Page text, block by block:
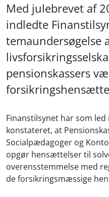
Med julebrevet af
indledte
temaundersøgelse
pensionskassers
Finanstilsynet har som
konstateret, at
Socialpædagoger og
opgør hensættelser til
overensstemmelse med
de forsikringsmæssige